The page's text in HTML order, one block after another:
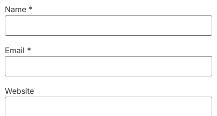
Name *
Email *
Website